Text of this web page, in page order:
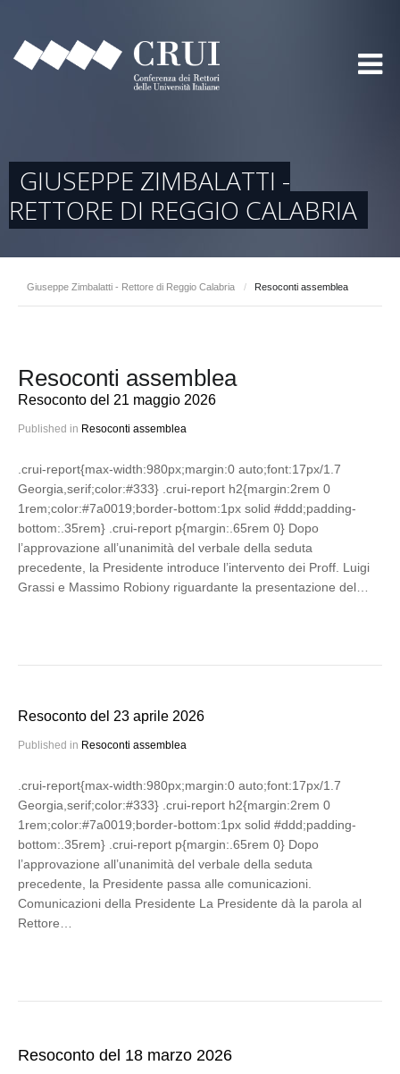
GIUSEPPE ZIMBALATTI -
RETTORE DI REGGIO CALABRIA
Giuseppe Zimbalatti - Rettore di Reggio Calabria / Resoconti assemblea
Resoconti assemblea
Resoconto del 21 maggio 2026
Published in Resoconti assemblea
.crui-report{max-width:980px;margin:0 auto;font:17px/1.7
Georgia,serif;color:#333} .crui-report h2{margin:2rem 0
1rem;color:#7a0019;border-bottom:1px solid #ddd;padding-
bottom:.35rem} .crui-report p{margin:.65rem 0} Dopo
l’approvazione all’unanimità del verbale della seduta
precedente, la Presidente introduce l’intervento dei Proff. Luigi
Grassi e Massimo Robiony riguardante la presentazione del…
Resoconto del 23 aprile 2026
Published in Resoconti assemblea
.crui-report{max-width:980px;margin:0 auto;font:17px/1.7
Georgia,serif;color:#333} .crui-report h2{margin:2rem 0
1rem;color:#7a0019;border-bottom:1px solid #ddd;padding-
bottom:.35rem} .crui-report p{margin:.65rem 0} Dopo
l’approvazione all’unanimità del verbale della seduta
precedente, la Presidente passa alle comunicazioni.
Comunicazioni della Presidente La Presidente dà la parola al
Rettore…
Resoconto del 18 marzo 2026